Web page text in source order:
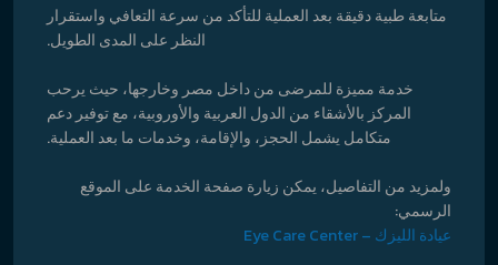
متابعة طبية دقيقة بعد العملية للتأكد من سرعة التعافي واستقرار
النظر على المدى الطويل.
خدمة مميزة للمرضى من داخل مصر وخارجها، حيث يرحب
المركز بالأشقاء من الدول العربية والأوروبية، مع توفير دعم
متكامل يشمل الحجز، والإقامة، وخدمات ما بعد العملية.
ولمزيد من التفاصيل، يمكن زيارة صفحة الخدمة على الموقع
الرسمي:
عيادة الليزك – Eye Care Center